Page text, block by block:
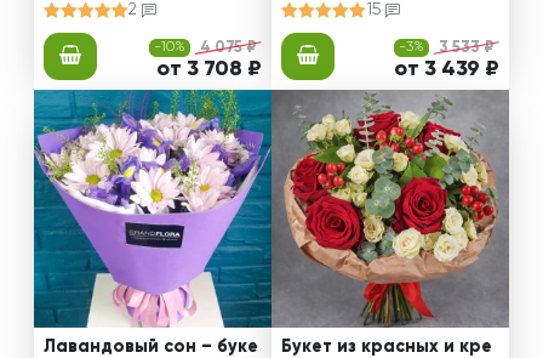
2
-10% 4 075 ₽
от 3 708 ₽
15
-3% 3 533 ₽
от 3 439 ₽
Лавандовый сон – буке
Букет из красных и кре